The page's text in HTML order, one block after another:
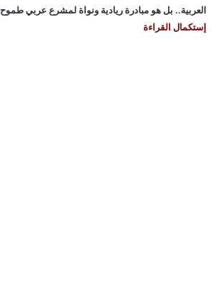
العربية.. بل هو مبادرة ريادية ونواة لمشرع عربي طموح
إستكمال القراءة